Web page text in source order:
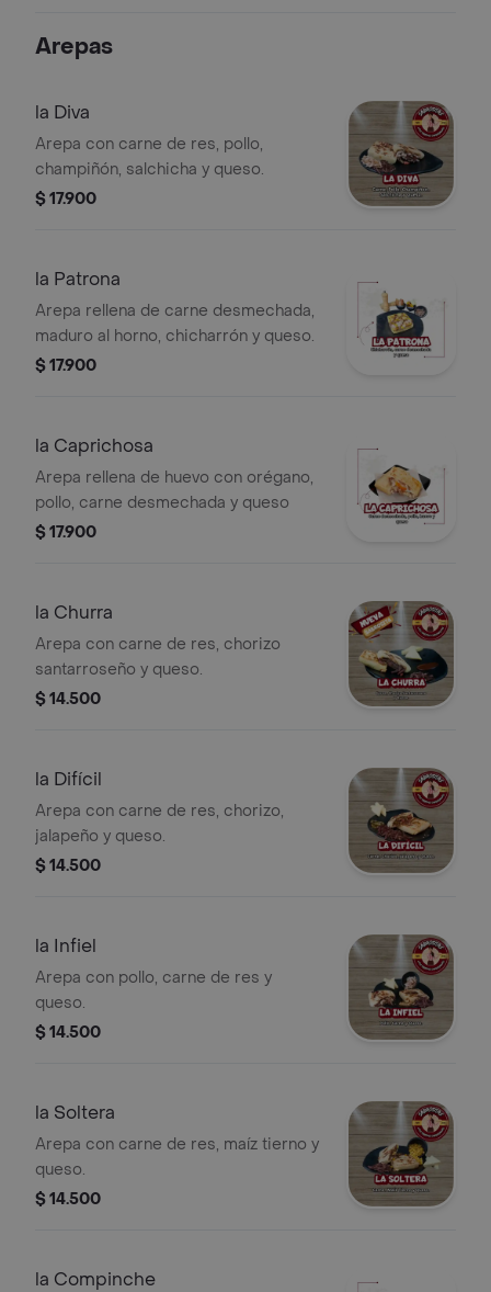
Arepas
la Diva
Arepa con carne de res, pollo,
champiñón, salchicha y queso.
$ 17.900
la Patrona
Arepa rellena de carne desmechada,
maduro al horno, chicharrón y queso.
$ 17.900
la Caprichosa
Arepa rellena de huevo con orégano,
pollo, carne desmechada y queso
$ 17.900
la Churra
Arepa con carne de res, chorizo
santarroseño y queso.
$ 14.500
la Difícil
Arepa con carne de res, chorizo,
jalapeño y queso.
$ 14.500
la Infiel
Arepa con pollo, carne de res y
queso.
$ 14.500
la Soltera
Arepa con carne de res, maíz tierno y
queso.
$ 14.500
la Compinche